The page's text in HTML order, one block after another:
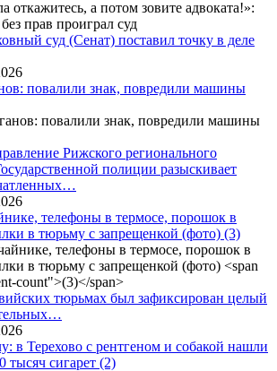
суд (Сенат) поставил точку в деле
повалили знак, повредили машины
Рижского регионального
полиции разыскивает
телефоны в термосе, порошок в
в тюрьму с запрещенкой (фото) (3)
тюрьмах был зафиксирован целый
в Терехово с рентгеном и собакой нашли
тысяч сигарет (2)